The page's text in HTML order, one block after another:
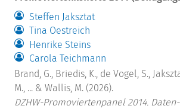
Steffen Jaksztat
Tina Oestreich
Henrike Steins
Carola Teichmann
Brand, G., Briedis, K., de Vogel, S.,
M., ... & Wallis, M. (2026).
DZHW-Promoviertenpanel 2014.